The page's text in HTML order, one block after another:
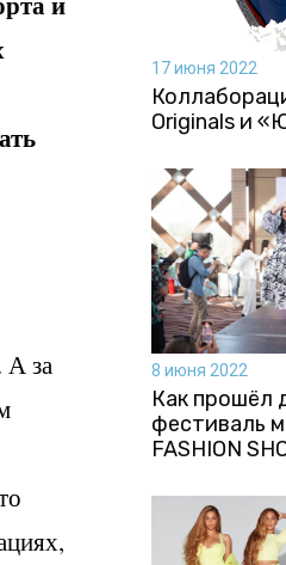
А за
17 июня 2022
Originals и
8 июня 2022
Как прошёл
фестиваль
FASHION